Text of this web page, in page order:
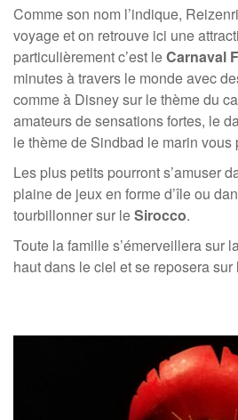
Comme son nom l’indique,
voyage et on retrouve ici une
particulièrement c’est leCarnaval
minutes à travers le monde avec
comme à Disney sur le thème du
amateurs de sensations fortes, le
le thème de Sindbad le marin vous
Les plus petits pourront s’amuser
plaine de jeux en forme d’île ou
tourbillonner sur leSirocco.
Toute la famille s’émerveillera sur
haut dans le ciel et se reposera sur